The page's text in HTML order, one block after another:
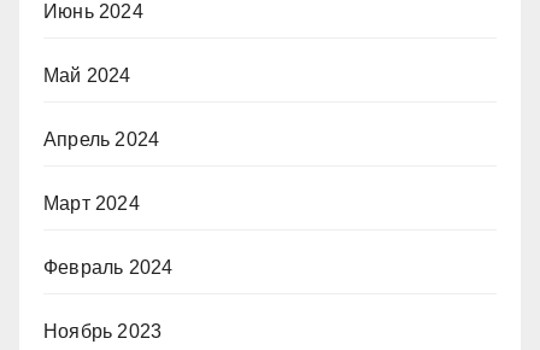
Июнь 2024
Май 2024
Апрель 2024
Март 2024
Февраль 2024
Ноябрь 2023